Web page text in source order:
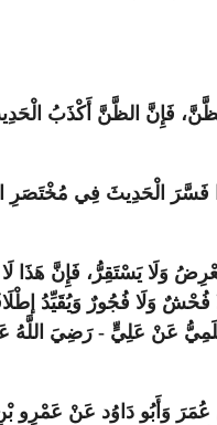
فَإِنَّ الظَّنَّ أَكْذَبُ
الْحَدِيثَ فِي مُخْتَصَرِ
وَلَا يَسْتَقِرُّ، فَإِنَّ هَذَا
وَلَا فُجُورٌ وَيُقَيِّدُ
عَنْ عَلِيٍّ - رَضِيَ
وَأَبُو دَاوُد عَنْ